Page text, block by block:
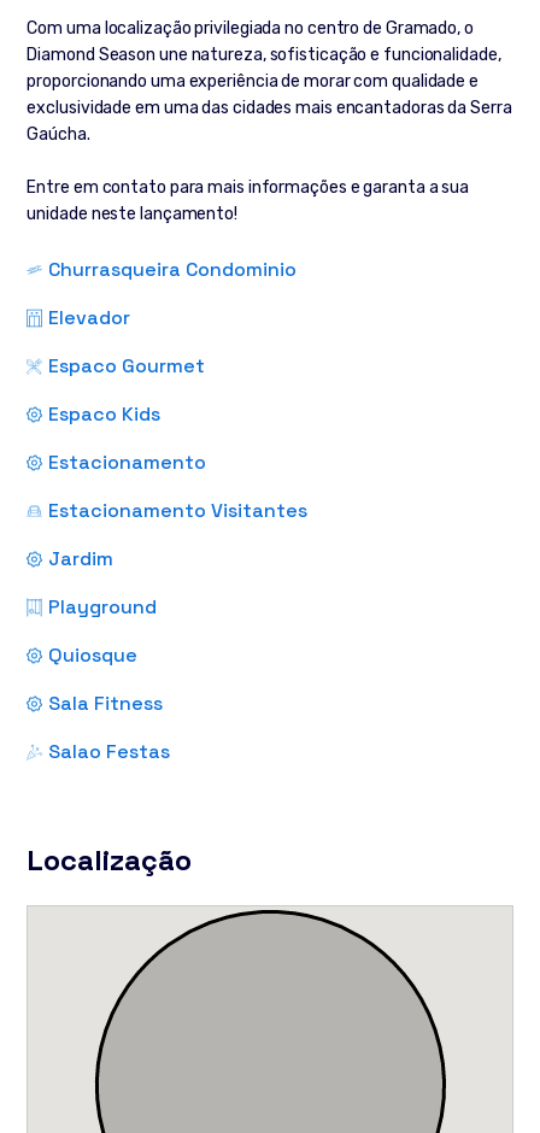
Com uma localização privilegiada no centro de Gramado, o
Diamond Season une natureza, sofisticação e funcionalidade,
proporcionando uma experiência de morar com qualidade e
exclusividade em uma das cidades mais encantadoras da Serra
Gaúcha.
Entre em contato para mais informações e garanta a sua
unidade neste lançamento!
Churrasqueira Condominio
Elevador
Espaco Gourmet
Espaco Kids
Estacionamento
Estacionamento Visitantes
Jardim
Playground
Quiosque
Sala Fitness
Salao Festas
Localização